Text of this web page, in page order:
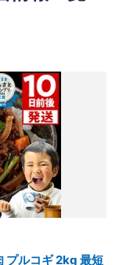
プルコギ 2kg 最短